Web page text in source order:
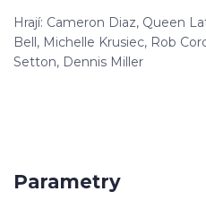
Hrají: Cameron Diaz, Queen
Bell, Michelle Krusiec, Rob
Setton, Dennis Miller
Parametry